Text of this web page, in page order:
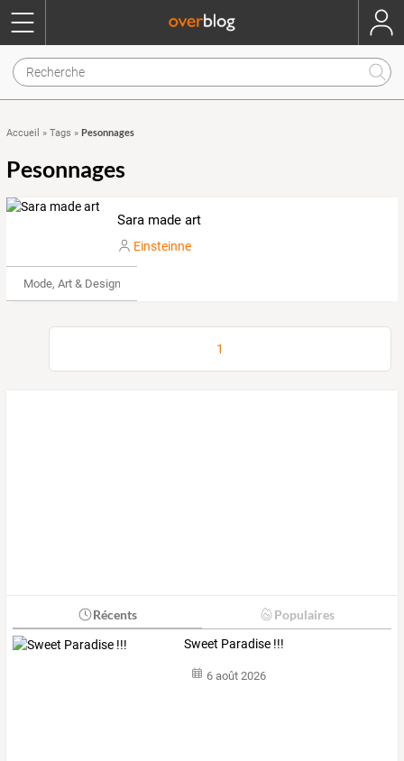
Accueil » Tags » Pesonnages
Pesonnages
Sara made art
Einsteinne
Mode, Art & Design
1
Récents Populaires
Sweet Paradise !!!
6 août 2026